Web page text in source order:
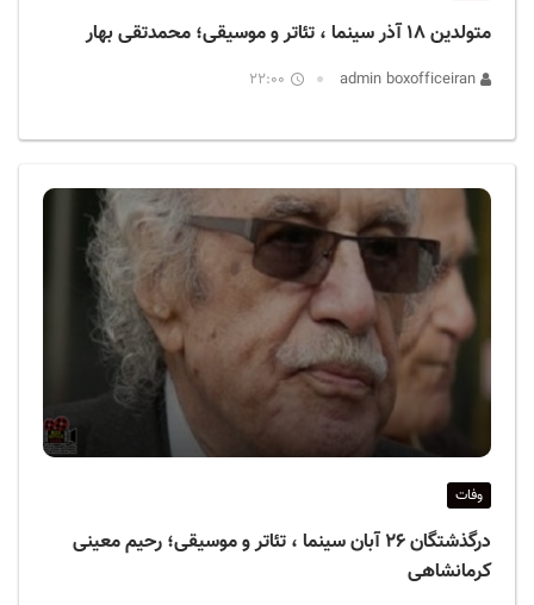
متولدین ۱۸ آذر سینما ، تئاتر و موسیقی؛ محمدتقی بهار
22:00
وفات
درگذشتگان ۲۶ آبان سینما ، تئاتر و موسیقی؛ رحیم معینی
کرمانشاهی